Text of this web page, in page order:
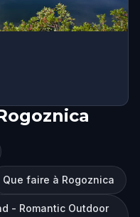
Que faire à Rogoznica
- Romantic Outdoor